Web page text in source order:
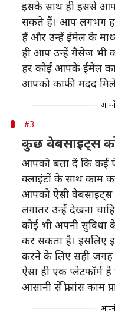
इसके साथ ही इससे
सकते हैं। आप लगभग हर
हैं और उन्हें ईमेल के
ही आप उन्हें मैसेज भी
हर कोई आपके ईमेल का
आपको काफी मदद
आपने
#3
कुछ वेबसाइट्स
आपको बता दें कि कई
क्लाइंटों के साथ काम
आपको ऐसी वेबसाइट्स
लगातर उन्हें देखना
कोई भी अपनी सुविधा
कर सकता है। इसलिए
करने के लिए सही जगह
ऐसा ही एक प्लेटफॉर्म
आसानी से फ्रीलांस काम
आपने